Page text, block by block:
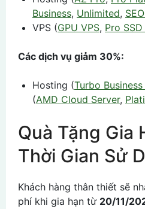
Business, Unlimited,
VPS (GPU VPS, Pro SSD
Các dịch vụ giảm 30%:
Hosting (Turbo
(AMD Cloud Server,
Quà Tặng Gia
Thời Gian Sử
Khách hàng thân thiết sẽ
phí khi gia hạn từ 20/11/